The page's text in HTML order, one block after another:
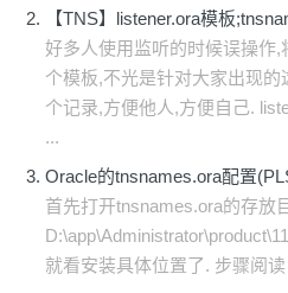
【TNS】listener.ora模板
好多人使用监听的时候误操作
个模板,不光是针对大家出现
个记录,方便他人,方便自己.
...
Oracle的tnsnames.ora配置
首先打开tnsnames.ora的存放
就看安装具体位置了. 步骤阅读